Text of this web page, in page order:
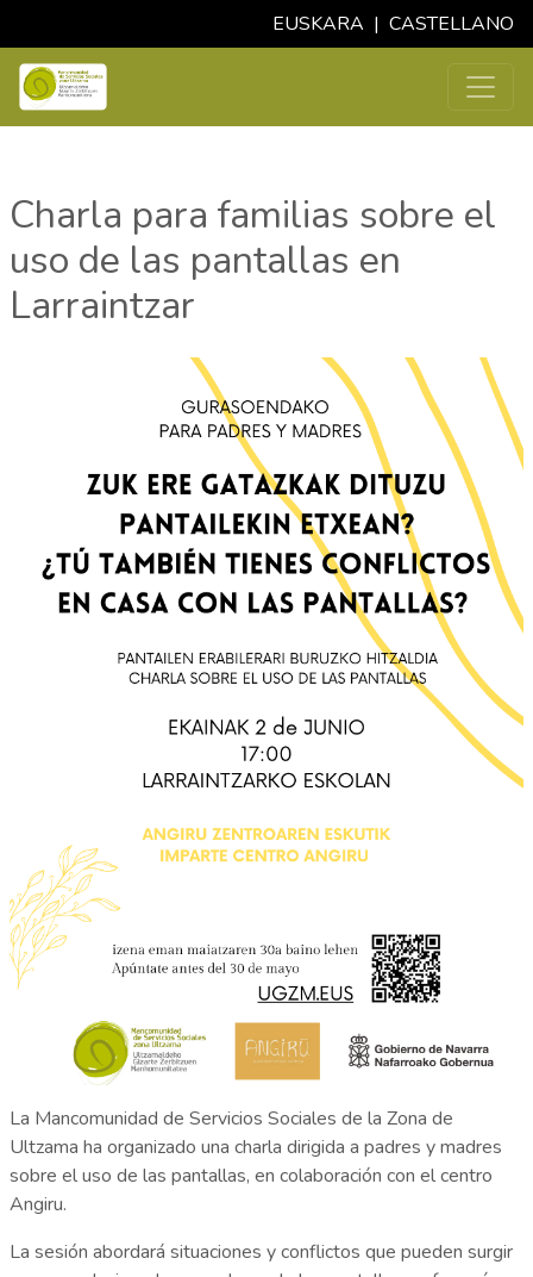
EUSKARA | CASTELLANO
Charla para familias sobre el
uso de las pantallas en
Larraintzar
La Mancomunidad de Servicios Sociales de la Zona de
Ultzama ha organizado una charla dirigida a padres y madres
sobre el uso de las pantallas, en colaboración con el centro
Angiru.
La sesión abordará situaciones y conflictos que pueden surgir